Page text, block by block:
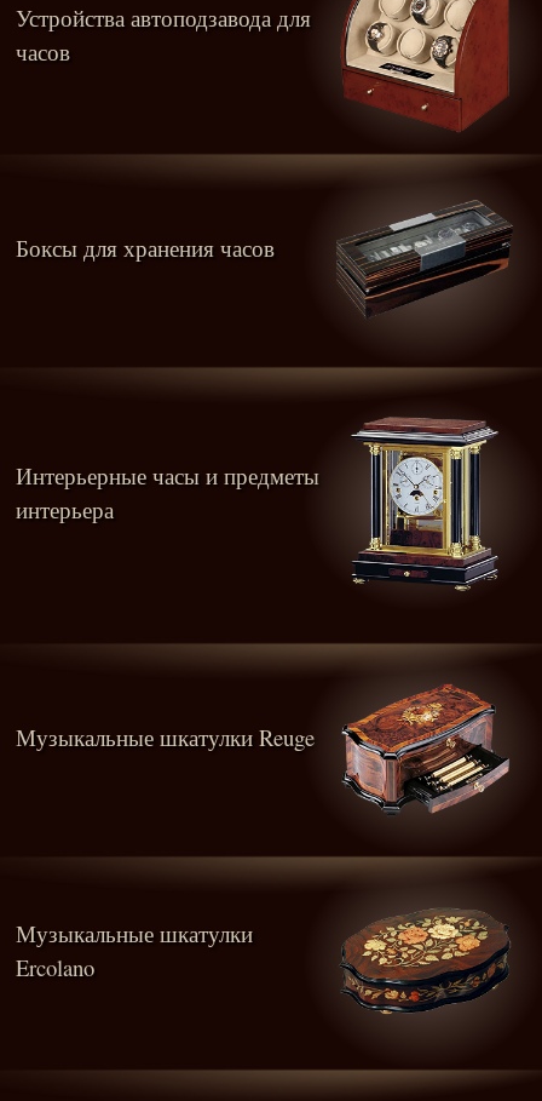
Устройства автоподзавода для
часов
Боксы для хранения часов
Интерьерные часы и предметы
интерьера
Музыкальные шкатулки Reuge
Музыкальные шкатулки
Ercolano